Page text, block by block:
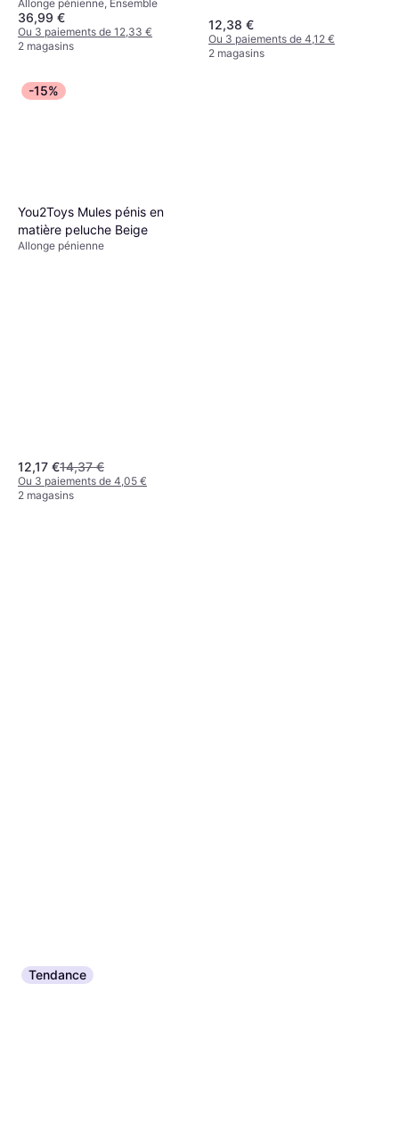
Pénis
Allonge pénienne, Ensemble
36,99 €
Ou 3 paiements de 12,33 €
2 magasins
12,38 €
Ou 3 paiements de 4,12 €
2 magasins
-15%
You2Toys Mules pénis en
matière peluche Beige
Allonge pénienne
12,17 €14,37 €
Ou 3 paiements de 4,05 €
2 magasins
Tendance